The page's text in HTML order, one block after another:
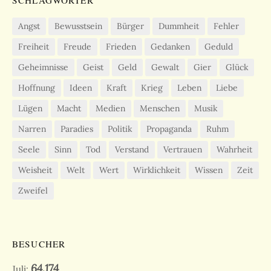
Angst Bewusstsein Bürger Dummheit
Fehler
Freiheit
Freude Frieden Gedanken
Geduld
Geheimnisse
Geist Geld Gewalt Gier
Glück
Hoffnung
Ideen Kraft Krieg Leben
Liebe
Lügen
Macht Medien Menschen
Musik
Narren
Paradies Politik Propaganda
Ruhm
Seele
Sinn Tod Verstand Vertrauen
Wahrheit
Weisheit
Welt Wert Wirklichkeit Wissen
Zeit
Zweifel
BESUCHER